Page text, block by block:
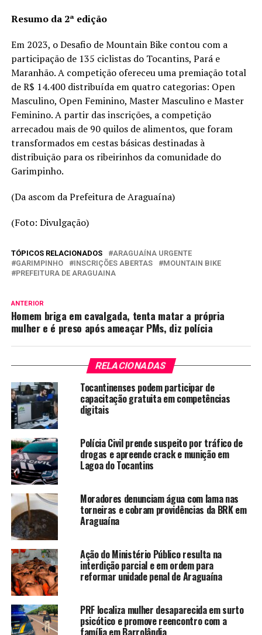
Resumo da 2ª edição
Em 2023, o Desafio de Mountain Bike contou com a
participação de 135 ciclistas do Tocantins, Pará e
Maranhão. A competição ofereceu uma premiação total
de R$ 14.400 distribuída em quatro categorias: Open
Masculino, Open Feminino, Master Masculino e Master
Feminino. A partir das inscrições, a competição
arrecadou mais de 90 quilos de alimentos, que foram
transformados em cestas básicas destinadas à
distribuição para os ribeirinhos da comunidade do
Garimpinho.
(Da ascom da Prefeitura de Araguaína)
(Foto: Divulgação)
TÓPICOS RELACIONADOS
ARAGUAÍNA URGENTE
GARIMPINHO
INSCRIÇÕES ABERTAS
MOUNTAIN BIKE
PREFEITURA DE ARAGUAINA
ANTERIOR
Homem briga em cavalgada, tenta matar a própria
mulher e é preso após ameaçar PMs, diz polícia
RELACIONADAS
Tocantinenses podem participar de
capacitação gratuita em competências
digitais
Polícia Civil prende suspeito por tráfico de
drogas e apreende crack e munição em
Lagoa do Tocantins
Moradores denunciam água com lama nas
torneiras e cobram providências da BRK em
Araguaína
Ação do Ministério Público resulta na
interdição parcial e em ordem para
reformar unidade penal de Araguaína
PRF localiza mulher desaparecida em surto
psicótico e promove reencontro com a
família em Barrolândia